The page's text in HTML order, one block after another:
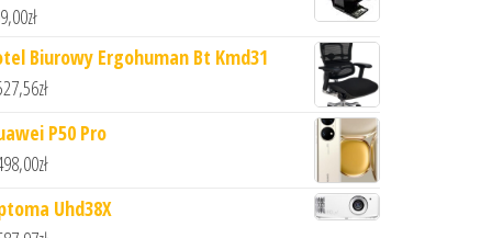
zł
Biurowy Ergohuman Bt Kmd31
zł
P50 Pro
zł
Uhd38X